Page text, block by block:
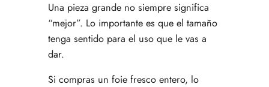
Una pieza grande no siempre significa
“mejor”. Lo importante es que el tamaño
tenga sentido para el uso que le vas a
dar.
Si compras un foie fresco entero, lo